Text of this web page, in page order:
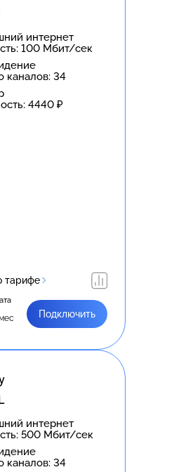
интернет
100 Мбит/сек
каналов: 34
4440 ₽
тарифе
Подключить
интернет
500 Мбит/сек
каналов: 34